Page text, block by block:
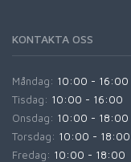
KONTAKTA OSS
Måndag: 10:00 - 16:00
Tisdag: 10:00 - 16:00
Onsdag: 10:00 - 18:00
Torsdag: 10:00 - 18:00
Fredag: 10:00 - 18:00